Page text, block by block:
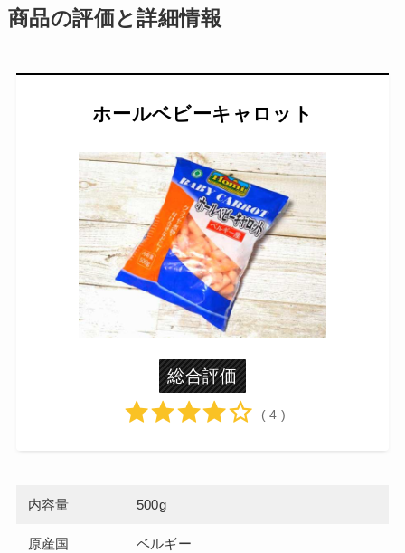
商品の評価と詳細情報
ホールベビーキャロット
総合評価
( 4 )
内容量 500g
原産国 ベルギー